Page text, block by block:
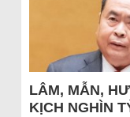
LÂM, MẪN,
KỊCH NGHÌN